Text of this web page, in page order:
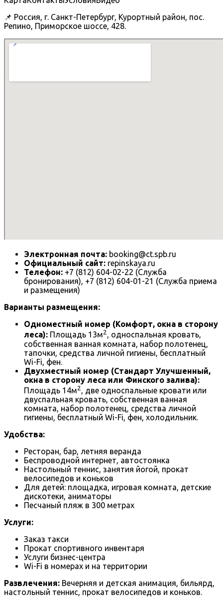
📌 Россия, г. Санкт-Петербург, Курортный район, пос.
Репино, Приморское шоссе, 428.
Электронная почта: booking@ct.spb.ru
Официальный сайт: repinskaya.ru
Телефон: +7 (812) 604-02-22 (Служба
бронирования), +7 (812) 604-01-21 (Служба приема
и размещения)
Варианты размещения:
Одноместный номер (Комфорт, окна в сторону
леса): Площадь 13м2, односпальная кровать,
собственная ванная комната, набор полотенец,
тапочки, средства личной гигиены, бесплатный
Wi-Fi, фен.
Двухместный номер (Стандарт Улучшенный,
окна в сторону леса или Финского залива):
Площадь 14м2 , две односпальные кровати или
двуспальная кровать, собственная ванная
комната, набор полотенец, средства личной
гигиены, бесплатный Wi-Fi, фен, холодильник.
Удобства:
Ресторан, бар, летняя веранда
Беспроводной интернет, автостоянка
Настольный теннис, занятия йогой, прокат
велосипедов и коньков
Для детей: площадка, игровая комната, детские
дискотеки, аниматоры
Песчаный пляж в 300 метрах
Услуги:
Заказ такси
Прокат спортивного инвентаря
Услуги бизнес-центра
Wi-Fi в номерах и на территории
Развлечения: Вечерняя и детская анимация, бильярд,
настольный теннис, прокат велосипедов и коньков.